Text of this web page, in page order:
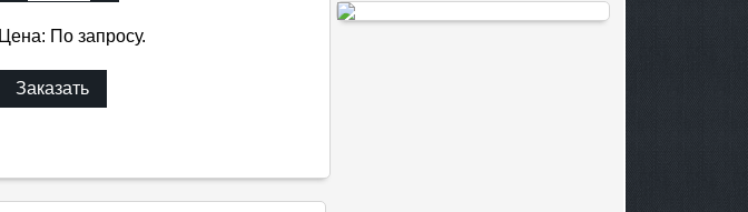
Цена: По запросу.
Заказать